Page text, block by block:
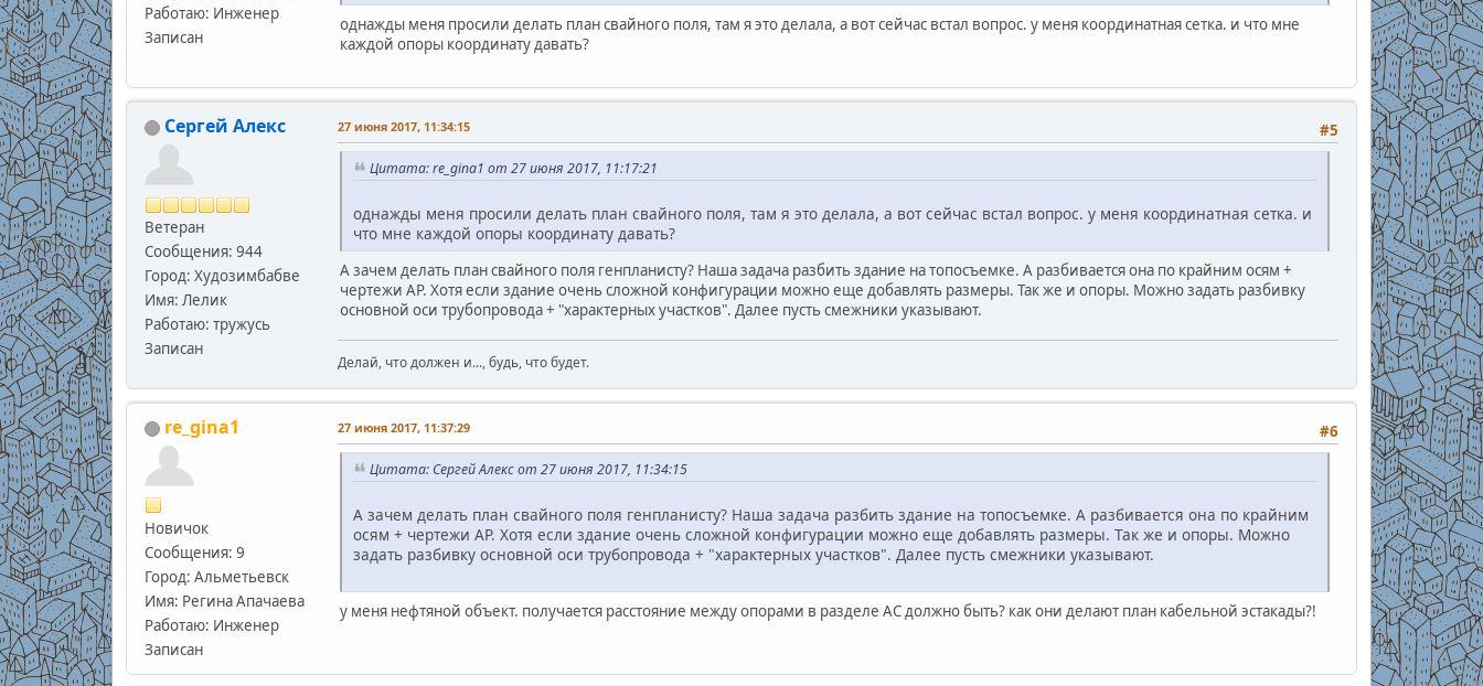
Работаю: Инженер
Записан
однажды меня просили делать план свайного поля, там я это делала, а вот сейчас встал вопрос. у меня координатная сетка. и что мне
каждой опоры координату давать?
Сергей Алекс
Ветеран
Сообщения: 944
Город: Худозимбабве
Имя: Лелик
Работаю: тружусь
Записан
#5
27 июня 2017, 11:34:15
Цитата: re_gina1 от 27 июня 2017, 11:17:21
однажды меня просили делать план свайного поля, там я это делала, а вот сейчас встал вопрос. у меня координатная сетка. и
что мне каждой опоры координату давать?
А зачем делать план свайного поля генпланисту? Наша задача разбить здание на топосъемке. А разбивается она по крайним осям +
чертежи АР. Хотя если здание очень сложной конфигурации можно еще добавлять размеры. Так же и опоры. Можно задать разбивку
основной оси трубопровода + "характерных участков". Далее пусть смежники указывают.
Делай, что должен и..., будь, что будет.
re_gina1
Новичок
Сообщения: 9
Город: Альметьевск
Имя: Регина Апачаева
Работаю: Инженер
Записан
#6
27 июня 2017, 11:37:29
Цитата: Сергей Алекс от 27 июня 2017, 11:34:15
А зачем делать план свайного поля генпланисту? Наша задача разбить здание на топосъемке. А разбивается она по крайним
осям + чертежи АР. Хотя если здание очень сложной конфигурации можно еще добавлять размеры. Так же и опоры. Можно
задать разбивку основной оси трубопровода + "характерных участков". Далее пусть смежники указывают.
у меня нефтяной объект. получается расстояние между опорами в разделе АС должно быть? как они делают план кабельной эстакады?!